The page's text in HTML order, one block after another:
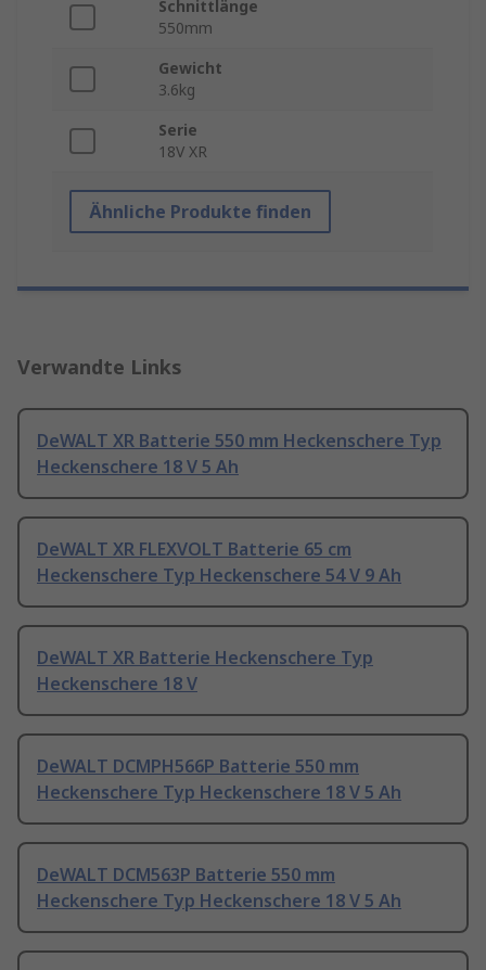
Schnittlänge
550mm
Gewicht
3.6kg
Serie
18V XR
Ähnliche Produkte finden
Verwandte Links
DeWALT XR Batterie 550 mm Heckenschere Typ
Heckenschere 18 V 5 Ah
DeWALT XR FLEXVOLT Batterie 65 cm
Heckenschere Typ Heckenschere 54 V 9 Ah
DeWALT XR Batterie Heckenschere Typ
Heckenschere 18 V
DeWALT DCMPH566P Batterie 550 mm
Heckenschere Typ Heckenschere 18 V 5 Ah
DeWALT DCM563P Batterie 550 mm
Heckenschere Typ Heckenschere 18 V 5 Ah